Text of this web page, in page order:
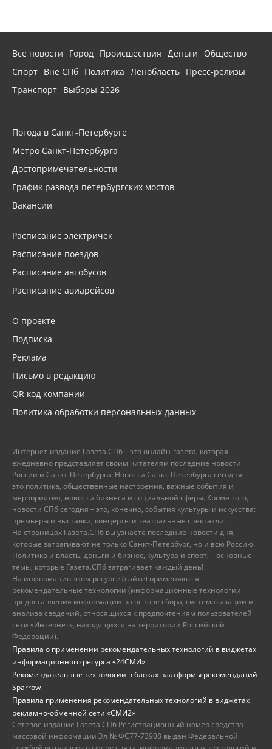
Все новости Город Происшествия Деньги
Общество
Спорт Вне СПб Политика Ленобласть Пресс-релизы
Транспорт Выборы-2026
Погода в Санкт-Петербурге
Метро Санкт-Петербурга
Достопримечательности
График развода петербургских мостов
Вакансии
Расписание электричек
Расписание поездов
Расписание автобусов
Расписание авиарейсов
О проекте
Подписка
Реклама
Письмо в редакцию
QR код компании
Политика обработки персональных данных
Интернет-издание Газета.СПб – это онлайн-газета, которая
ежедневно представляет своим читателям последние новости
России и Санкт-Петербурга. Новости Санкт-Петербурга сегодня –
это политика, общественные настроения, важные события и
мероприятия, новости бизнеса и социальной сферы. Кроме того,
новости СПб сегодня – это, конечно, события культуры и искусства:
премьеры и выставки, концерты и театральные спектакли.
На страницах Газета.СПб вы узнаете последние новости дня,
которые затрагивают не только Санкт-Петербург, но и всю Россию.
Политика и власть, деньги и бизнес, культура и спорт, – основные
темы, которые Газета.СПб затрагивает каждый день!
На информационном ресурсе (сайте) применяются
рекомендательные технологии (информационные технологии
предоставления информации на основе сбора, систематизации и
анализа сведений, относящихся к предпочтениям пользователей
сети «Интернет», находящихся на территории Российской
Федерации).
Правила о применении рекомендательных технологий в виджетах
информационного ресурса «24СМИ»
Рекомендательные технологии в блоках платформы рекомендаций
Sparrow
Правила применения рекомендательных технологий в виджетах
рекламно-обменной сети «СМИ2»
Сетевое издание Газета.СПб Регистрационный номер средства
массовой информации Эл № ФС77-73908 выдан Федеральной